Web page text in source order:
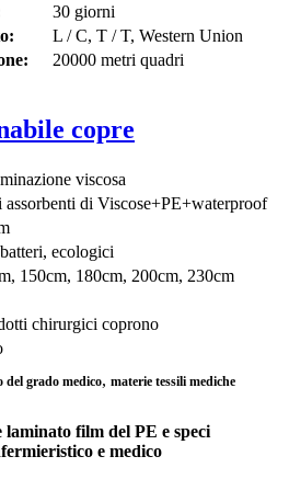
30 giorni
L / C, T / T, Western Union
20000 metri quadri
copre
viscosa
assorbenti di Viscose+PE+waterproof
ecologici
150cm, 180cm, 200cm, 230cm
chirurgici coprono
del grado medico, materie tessili mediche
laminato film del PE e speci
e medico